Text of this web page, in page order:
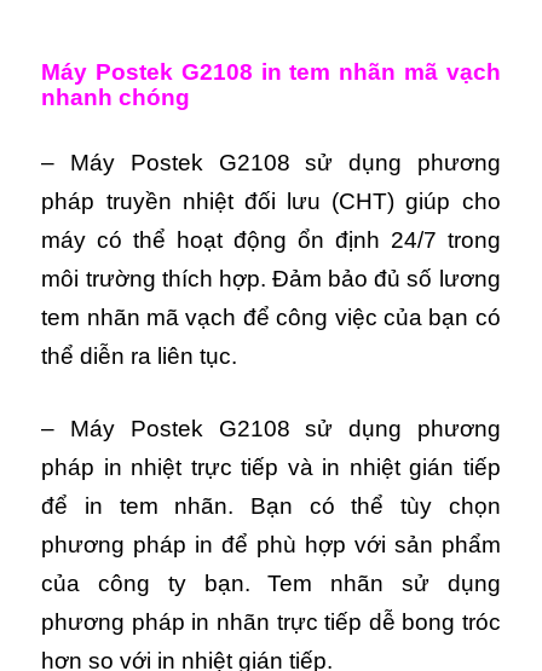
Máy Postek G2108 in tem nhãn mã vạch
nhanh chóng
– Máy Postek G2108 sử dụng phương
pháp truyền nhiệt đối lưu (CHT) giúp cho
máy có thể hoạt động ổn định 24/7 trong
môi trường thích hợp. Đảm bảo đủ số lương
tem nhãn mã vạch để công việc của bạn có
thể diễn ra liên tục.
– Máy Postek G2108 sử dụng phương
pháp in nhiệt trực tiếp và in nhiệt gián tiếp
để in tem nhãn. Bạn có thể tùy chọn
phương pháp in để phù hợp với sản phẩm
của công ty bạn. Tem nhãn sử dụng
phương pháp in nhãn trực tiếp dễ bong tróc
hơn so với in nhiệt gián tiếp.